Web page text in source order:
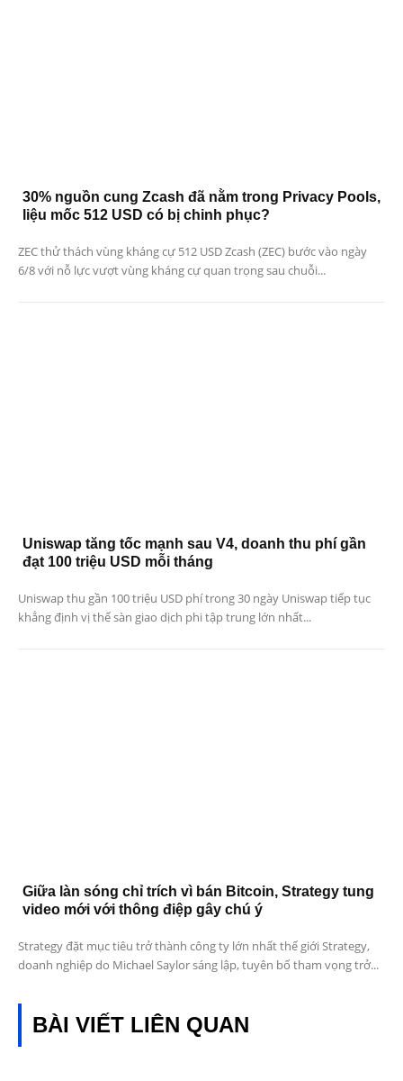
30% nguồn cung Zcash đã nằm trong Privacy Pools,
liệu mốc 512 USD có bị chinh phục?
ZEC thử thách vùng kháng cự 512 USD Zcash (ZEC) bước vào ngày
6/8 với nỗ lực vượt vùng kháng cự quan trọng sau chuỗi...
Uniswap tăng tốc mạnh sau V4, doanh thu phí gần
đạt 100 triệu USD mỗi tháng
Uniswap thu gần 100 triệu USD phí trong 30 ngày Uniswap tiếp tục
khẳng định vị thế sàn giao dịch phi tập trung lớn nhất...
Giữa làn sóng chỉ trích vì bán Bitcoin, Strategy tung
video mới với thông điệp gây chú ý
Strategy đặt mục tiêu trở thành công ty lớn nhất thế giới Strategy,
doanh nghiệp do Michael Saylor sáng lập, tuyên bố tham vọng trở...
BÀI VIẾT LIÊN QUAN